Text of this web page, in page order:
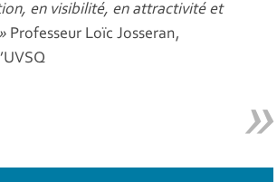
en visibilité, en attractivité et
Professeur Loïc Josseran,